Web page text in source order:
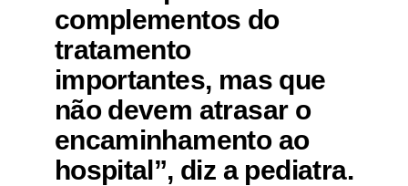
complementos do
tratamento
importantes, mas que
não devem atrasar o
encaminhamento ao
hospital”, diz a pediatra.